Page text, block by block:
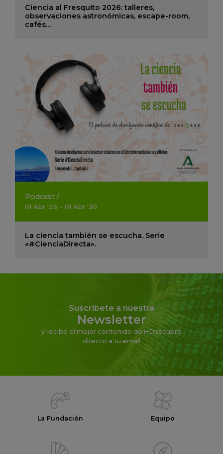
Ciencia al Fresquito 2026: talleres,
observaciones astronómicas, escape-room,
cafés…
Podcast /
01 Abr '26 - 01 Abr '30
La ciencia también se escucha. Serie
«#CienciaDirecta».
Suscríbete a nuestra
Newsletter
y recibe el mejor contenido de i+Descubre
directo a tu email
La Fundación Equipo